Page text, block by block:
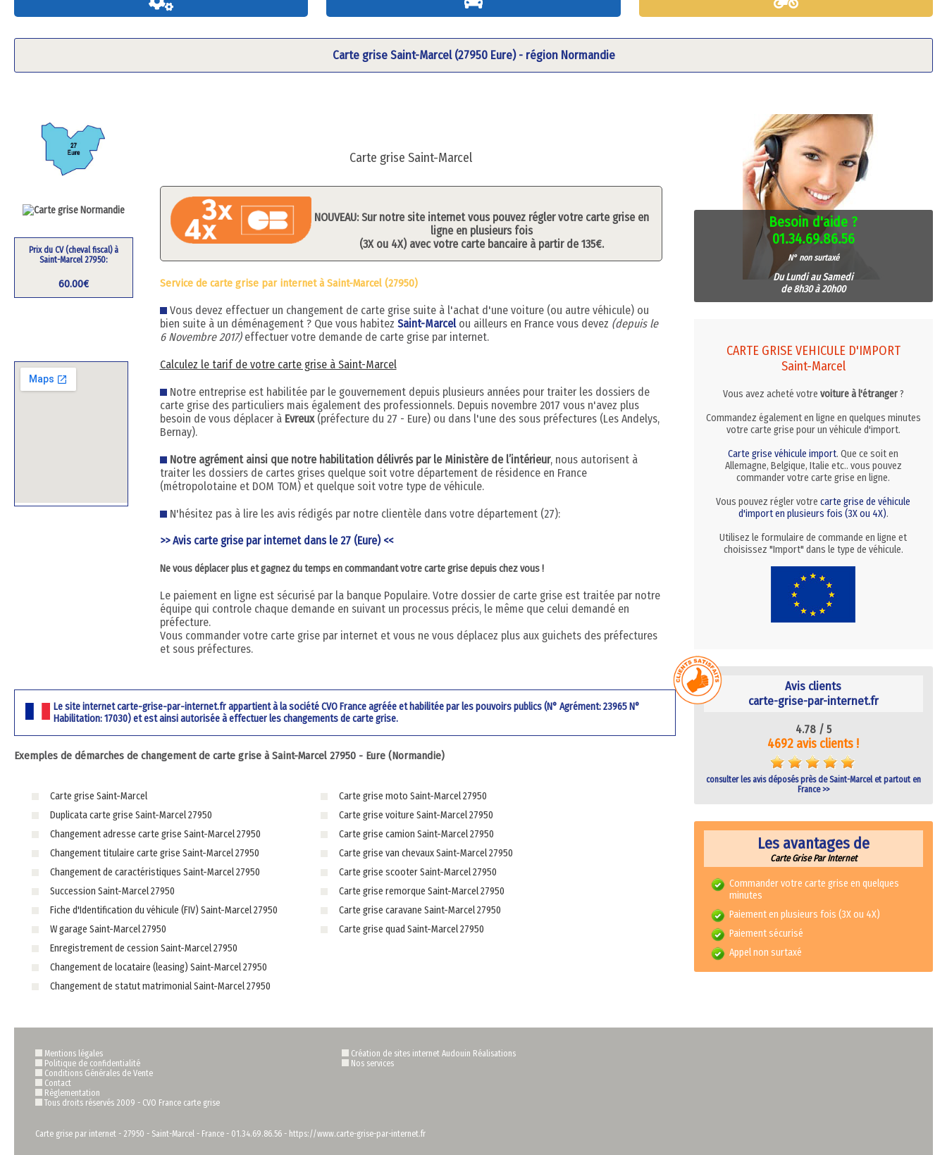
Carte grise Saint-Marcel (27950 Eure) - région Normandie
Prix du CV (cheval fiscal) à
Saint-Marcel 27950:
60.00€
Carte grise Saint-Marcel
NOUVEAU: Sur notre site internet vous pouvez régler votre carte grise en
ligne en plusieurs fois
(3X ou 4X) avec votre carte bancaire à partir de 135€.
Service de carte grise par internet à Saint-Marcel (27950)
Vous devez effectuer un changement de carte grise suite à l'achat d'une voiture (ou autre véhicule) ou
bien suite à un déménagement ? Que vous habitez Saint-Marcel ou ailleurs en France vous devez (depuis le
6 Novembre 2017)effectuer votre demande de carte grise par internet.
Calculez le tarif de votre carte grise à Saint-Marcel
Notre entreprise est habilitée par le gouvernement depuis plusieurs années pour traiter les dossiers de
carte grise des particuliers mais également des professionnels. Depuis novembre 2017 vous n'avez plus
besoin de vous déplacer à Evreux(préfecture du 27 - Eure) ou dans l'une des sous préfectures (Les Andelys,
Bernay).
Notre agrément ainsi que notre habilitation délivrés par le Ministère de l’intérieur, nous autorisent à
traiter les dossiers de cartes grises quelque soit votre département de résidence en France
(métropolotaine et DOM TOM) et quelque soit votre type de véhicule.
N'hésitez pas à lire les avis rédigés par notre clientèle dans votre département (27):
>> Avis carte grise par internet dans le 27 (Eure) <<
Ne vous déplacer plus et gagnez du temps en commandant votre carte grise depuis chez vous !
Le paiement en ligne est sécurisé par la banque Populaire. Votre dossier de carte grise est traitée par notre
équipe qui controle chaque demande en suivant un processus précis, le même que celui demandé en
préfecture.
Vous commander votre carte grise par internet et vous ne vous déplacez plus aux guichets des préfectures
et sous préfectures.
Le site internet carte-grise-par-internet.fr appartient à la société CVO France agréée et habilitée par les pouvoirs publics (N° Agrément: 23965 N°
Habilitation: 17030) et est ainsi autorisée à effectuer les changements de carte grise.
Exemples de démarches de changement de carte grise à Saint-Marcel 27950 - Eure (Normandie)
Carte grise Saint-Marcel
Duplicata carte grise Saint-Marcel 27950
Changement adresse carte grise Saint-Marcel 27950
Changement titulaire carte grise Saint-Marcel 27950
Changement de caractéristiques Saint-Marcel 27950
Succession Saint-Marcel 27950
Fiche d'Identification du véhicule (FIV) Saint-Marcel 27950
W garage Saint-Marcel 27950
Enregistrement de cession Saint-Marcel 27950
Changement de locataire (leasing) Saint-Marcel 27950
Changement de statut matrimonial Saint-Marcel 27950
Carte grise moto Saint-Marcel 27950
Carte grise voiture Saint-Marcel 27950
Carte grise camion Saint-Marcel 27950
Carte grise van chevaux Saint-Marcel 27950
Carte grise scooter Saint-Marcel 27950
Carte grise remorque Saint-Marcel 27950
Carte grise caravane Saint-Marcel 27950
Carte grise quad Saint-Marcel 27950
Besoin d'aide ?
01.34.69.86.56
N° non surtaxé
Du Lundi au Samedi
de 8h30 à 20h00
CARTE GRISE VEHICULE D'IMPORT
Saint-Marcel
Vous avez acheté votre voiture à l'étranger?
Commandez également en ligne en quelques minutes
votre carte grise pour un véhicule d'import.
Carte grise véhicule import. Que ce soit en
Allemagne, Belgique, Italie etc.. vous pouvez
commander votre carte grise en ligne.
Vous pouvez régler votrecarte grise de véhicule
d'import en plusieurs fois (3X ou 4X).
Utilisez le formulaire de commande en ligne et
choisissez "Import" dans le type de véhicule.
Avis clients
carte-grise-par-internet.fr
4.78 / 5
4692 avis clients !
consulter les avis déposés près de Saint-Marcel et partout en
France >>
Les avantages de
Carte Grise Par Internet
Commander votre carte grise en quelques
minutes
Paiement en plusieurs fois (3X ou 4X)
Paiement sécurisé
Appel non surtaxé
Mentions légales
Politique de confidentialité
Conditions Générales de Vente
Contact
Règlementation
Tous droits réservés 2009 - CVO France carte grise
Création de sites internet Audouin Réalisations
Nos services
Carte grise par internet - 27950 - Saint-Marcel - France - 01.34.69.86.56 - https://www.carte-grise-par-internet.fr